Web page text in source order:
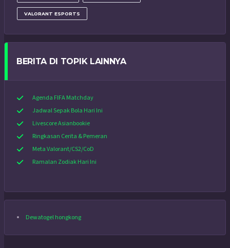
VALORANT ESPORTS
BERITA DI TOPIK LAINNYA
Agenda FIFA Matchday
Jadwal Sepak Bola Hari Ini
Livescore Asianbookie
Ringkasan Cerita & Pemeran
Meta Valorant/CS2/CoD
Ramalan Zodiak Hari Ini
Dewatogel hongkong